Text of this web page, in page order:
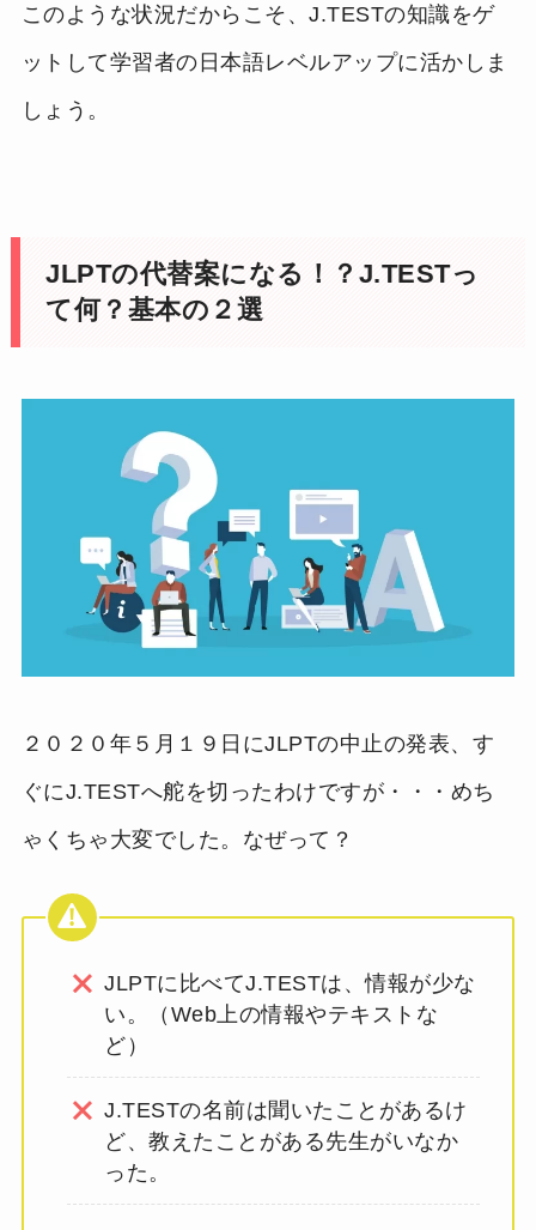
このような状況だからこそ、J.TESTの知識をゲ
ットして学習者の日本語レベルアップに活かしま
しょう。
JLPTの代替案になる！？J.TESTっ
て何？基本の２選
２０２０年５月１９日にJLPTの中止の発表、す
ぐにJ.TESTへ舵を切ったわけですが・・・めち
ゃくちゃ大変でした。なぜって？
JLPTに比べてJ.TESTは、情報が少な
い。（Web上の情報やテキストな
ど）
J.TESTの名前は聞いたことがあるけ
ど、教えたことがある先生がいなか
った。